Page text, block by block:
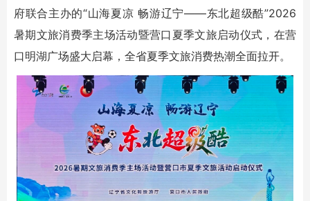
府联合主办的“山海夏凉 畅游辽宁——东北超级酷”2026
暑期文旅消费季主场活动暨营口夏季文旅启动仪式，在营
口明湖广场盛大启幕，全省夏季文旅消费热潮全面拉开。